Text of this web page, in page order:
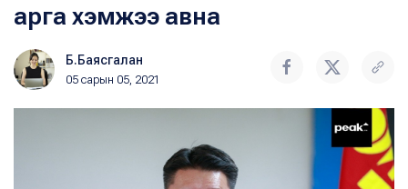
арга хэмжээ авна
Б.Баясгалан
05 сарын 05, 2021